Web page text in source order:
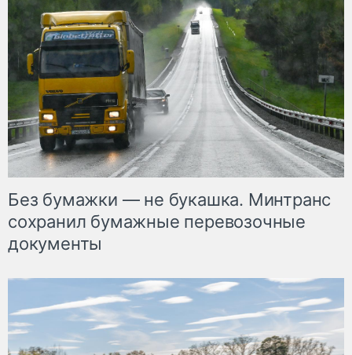
Без бумажки — не букашка. Минтранс
сохранил бумажные перевозочные
документы